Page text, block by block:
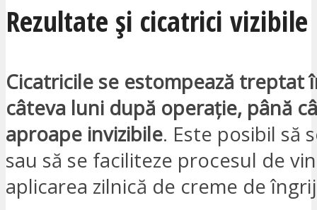
Rezultate și cicatrici vizibile
Cicatricile se estompează treptat
câteva luni după operație, până
aproape invizibile. Este posibil să
sau să se faciliteze procesul de
aplicarea zilnică de creme de